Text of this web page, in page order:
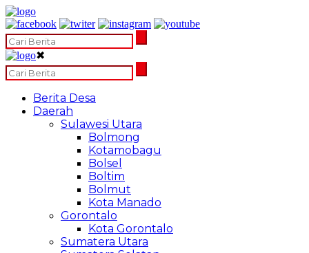
✖
Berita Desa
Daerah
Sulawesi Utara
Bolmong
Kotamobagu
Bolsel
Boltim
Bolmut
Kota Manado
Gorontalo
Kota Gorontalo
Sumatera Utara